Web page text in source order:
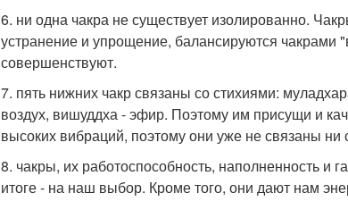
6. ни одна чакра не существует изолированно.
устранение и упрощение, балансируются чакрами
совершенствуют.
7. пять нижних чакр связаны со стихиями:
воздух, вишуддха - эфир. Поэтому им присущи и
высоких вибраций, поэтому они уже не связаны ни
8. чакры, их работоспособность, наполненность и
итоге - на наш выбор. Кроме того, они дают нам